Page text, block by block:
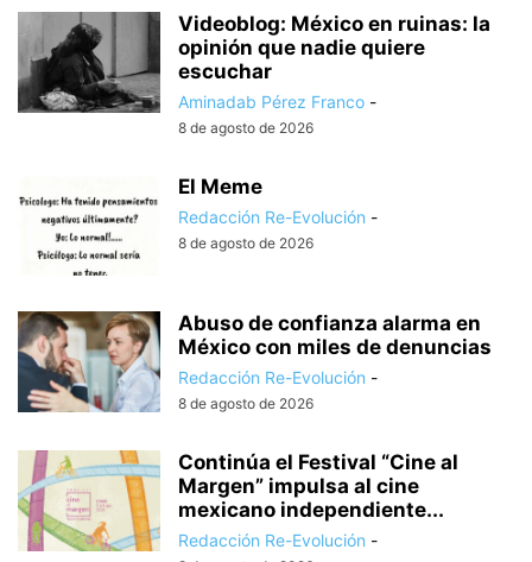
Videoblog: México en ruinas: la
opinión que nadie quiere
escuchar
Aminadab Pérez Franco -
8 de agosto de 2026
El Meme
Redacción Re-Evolución -
8 de agosto de 2026
Abuso de confianza alarma en
México con miles de denuncias
Redacción Re-Evolución -
8 de agosto de 2026
Continúa el Festival “Cine al
Margen” impulsa al cine
mexicano independiente...
Redacción Re-Evolución -